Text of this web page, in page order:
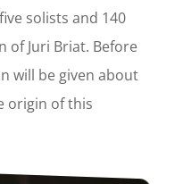
solists and 140
of Juri Briat. Before
will be given about
origin of this